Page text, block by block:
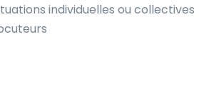
individuelles ou collectives